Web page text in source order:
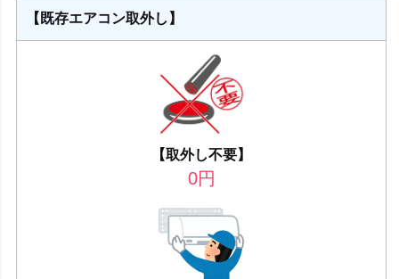
【既存エアコン取外し】
【取外し不要】
0円